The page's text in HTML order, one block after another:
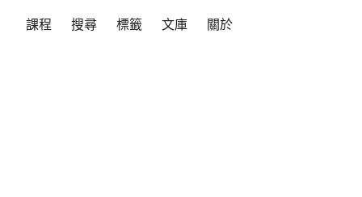
課程 搜尋 標籤 文庫 關於